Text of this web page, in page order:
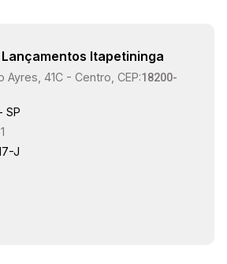
Itapetininga
Ayres, 41C - Centro, CEP:18200-
SP
J